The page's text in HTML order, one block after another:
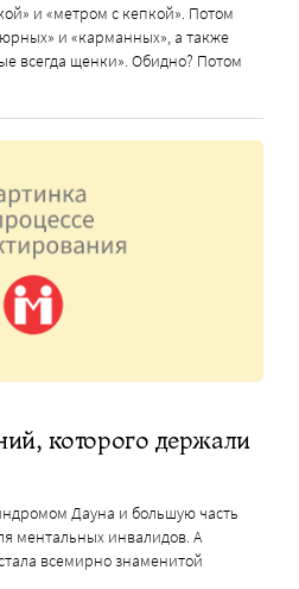
и «метром с кепкой». Потом
и «карманных», а также
всегда щенки». Обидно? Потом
которого держали
Дауна и большую часть
ментальных инвалидов. А
всемирно знаменитой